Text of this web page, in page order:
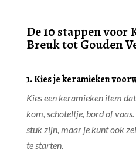
De 10 stappen voor
Breuk tot Gouden
1. Kies je keramieken
Kies een keramieken item
kom, schoteltje, bord of
stuk zijn, maar je kunt ook
te starten.